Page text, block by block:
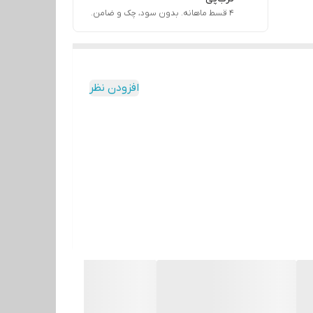
۴ قسط ماهانه. بدون سود، چک و ضامن.
افزودن نظر